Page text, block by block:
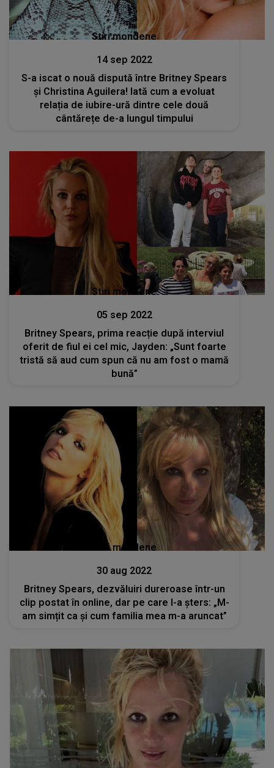
Stiri mondene
14 sep 2022
S-a iscat o nouă dispută între Britney Spears
și Christina Aguilera! Iată cum a evoluat
relația de iubire-ură dintre cele două
cântărețe de-a lungul timpului
Stiri mondene
05 sep 2022
Britney Spears, prima reacție după interviul
oferit de fiul ei cel mic, Jayden: „Sunt foarte
tristă să aud cum spun că nu am fost o mamă
bună”
Stiri mondene
30 aug 2022
Britney Spears, dezvăluiri dureroase într-un
clip postat în online, dar pe care l-a șters: „M-
am simțit ca și cum familia mea m-a aruncat”